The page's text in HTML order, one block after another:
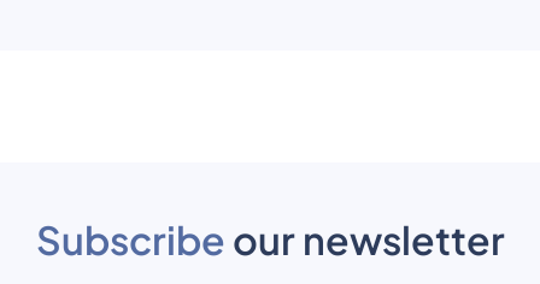
Subscribe our newsletter